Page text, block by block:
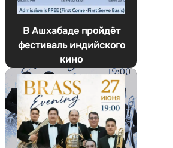
В Ашхабаде пройдёт
фестиваль индийского
кино